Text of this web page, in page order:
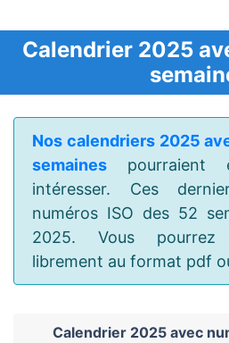
Calendrier 2025
Nos calendriers 2025
semaines pourraient
intéresser. Ces
numéros ISO des 52
2025. Vous pourrez
librement au format pdf
Calendrier 2025 avec